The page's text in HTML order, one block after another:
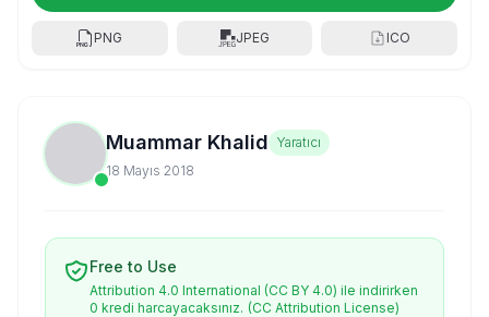
PNG JPEG ICO
Muammar Khalid Yaratıcı
18 Mayıs 2018
Free to Use
Attribution 4.0 International (CC BY 4.0) ile indirirken
0 kredi harcayacaksınız. (CC Attribution License)